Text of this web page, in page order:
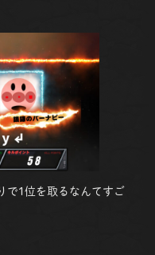
で1位を取るなんてすご